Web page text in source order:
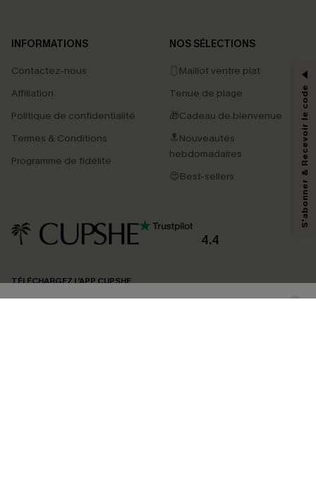
INFORMATIONS
Contactez-nous
Affiliation
Politique de confidentialité
Termes & Conditions
Programme de fidélité
NOS SÉLECTIONS
🩱Maillot ventre plat
Tenue de plage
🎁Cadeau de bienvenue
🔝Nouveautés
hebdomadaires
😍Best-sellers
4.4
TÉLÉCHARGEZ L’APP CUPSHE
PROFITEZ DE -15%
-15% dès 2 Achetés par E-mail
*Un code par commande, valable une seule fois.
En soumettant votre adresse e-mail, vous acceptez de recevoir des e-mails
marketing (y compris du contenu généré par l'IA) de Cupshe et
reconnaissez avoir pris connaissance de nos
pouvons utiliser les données collectées sur notre site ainsi que des
produits susceptibles de vous intéresser, conformément à notre
Politique de
confidentialité
. Vous pouvez vous désabonner à tout moment.
S'abonner & Recevoir le code